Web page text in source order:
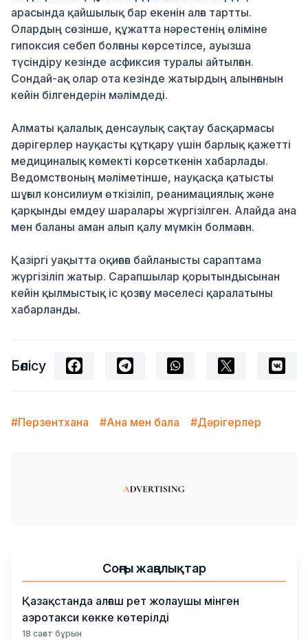
арасында қайшылық бар екенін алға тартты.
Олардың сөзінше, құжатта нәрестенің өліміне
гипоксия себеп болғаны көрсетілсе, ауызша
түсіндіру кезінде асфиксия туралы айтылған.
Сондай-ақ олар ота кезінде жатырдың алынғанын
кейін білгендерін мәлімдеді.
Алматы қалалық денсаулық сақтау басқармасы
дәрігерлер науқасты құтқару үшін барлық қажетті
медициналық көмекті көрсеткенін хабарлады.
Ведомствоның мәліметінше, науқасқа қатысты
шұғыл консилиум өткізіліп, реанимациялық және
қарқынды емдеу шаралары жүргізілген. Алайда ана
мен баланы аман алып қалу мүмкін болмаған.
Қазіргі уақытта оқиғаға байланысты сараптама
жүргізіліп жатыр. Сарапшылар қорытындысынан
кейін қылмыстық іс қозғау мәселесі қаралатыны
хабарланды.
Бөлісу
#Перзентхана #Ана мен бала #Дәрігерлер
Соңғы жаңалықтар
Қазақстанда алғаш рет жолаушы мінген
аэротакси көкке көтерілді
18 сағат бұрын